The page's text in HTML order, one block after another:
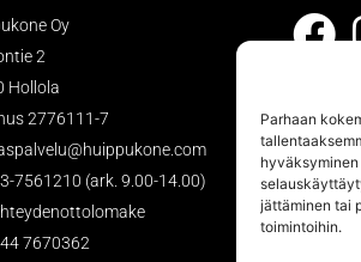
Parhaan
jättäminen tai
toimintoihin.
Oy
2
Hollola
2776111-7
7561210 (ark. 9.00-14.00)
7670362